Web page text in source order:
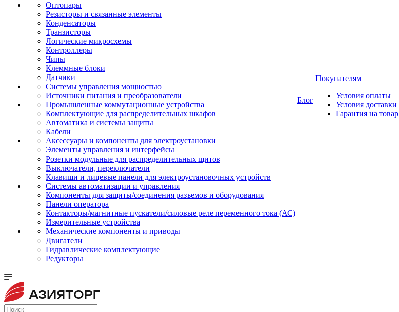
Оптопары
Резисторы и связанные элементы
Конденсаторы
Транзисторы
Логические микросхемы
Контроллеры
Чипы
Клеммные блоки
Датчики
Системы управления мощностью
Источники питания и преобразователи
Промышленные коммутационные устройства
Комплектующие для распределительных шкафов
Автоматика и системы защиты
Кабели
Аксессуары и компоненты для электроустановки
Элементы управления и интерфейсы
Розетки модульные для распределительных щитов
Выключатели, переключатели
Клавиши и лицевые панели для электроустановочных устройств
Системы автоматизации и управления
Компоненты для защиты/соединения разъемов и оборудования
Панели оператора
Контакторы/магнитные пускатели/силовые реле переменного тока (АС)
Измерительные устройства
Механические компоненты и приводы
Двигатели
Гидравлические комплектующие
Редукторы
Блог
Покупателям
Условия оплаты
Условия доставки
Гарантия на товар